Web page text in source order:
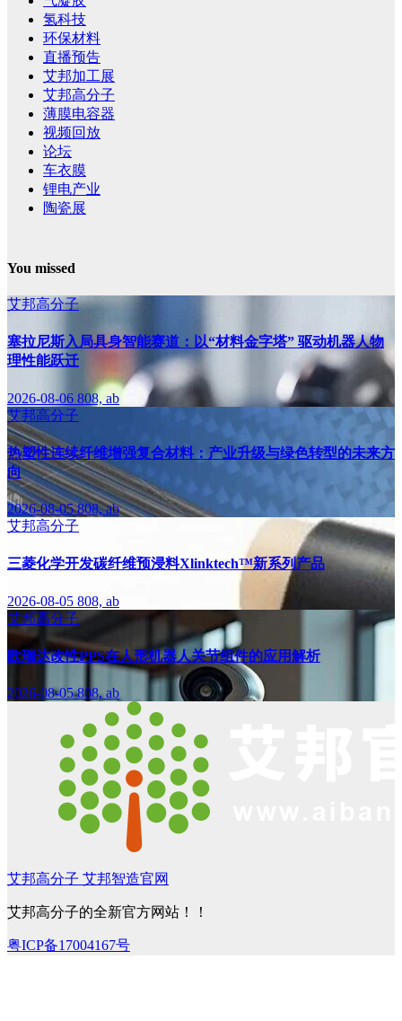
氢科技
环保材料
直播预告
艾邦加工展
艾邦高分子
薄膜电容器
视频回放
论坛
车衣膜
锂电产业
陶瓷展
You missed
艾邦高分子
塞拉尼斯入局具身智能赛道：以“材料金字塔” 驱动机器人物
理性能跃迁
2026-08-06 808, ab
艾邦高分子
热塑性连续纤维增强复合材料：产业升级与绿色转型的未来方
向
2026-08-05808, ab
艾邦高分子
三菱化学开发碳纤维预浸料Xlinktech™新系列产品
2026-08-05 808, ab
艾邦高分子
欧瑞达改性PPS在人形机器人关节组件的应用解析
2026-08-05808, ab
艾邦高分子 艾邦智造官网
艾邦高分子的全新官方网站！！
粤ICP备17004167号